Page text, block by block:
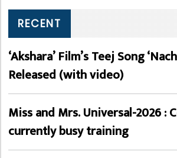
RECENT
‘Akshara’ Film’s Teej Song
Released (with video)
Miss and Mrs. Universal-2026 :
currently busy training